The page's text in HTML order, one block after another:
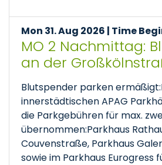
Mon 31. Aug 2026 | Time
MO 2 Nachmittag:
an der
Blutspender parken
innerstädtischen APAG
die Parkgebühren für max.
übernommen:Parkhaus
Couvenstraße, Parkhaus
sowie im Parkhaus Eurogress